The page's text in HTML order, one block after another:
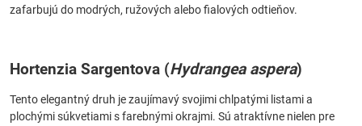
zafarbujú do modrých, ružových alebo fialových odtieňov.
Hortenzia Sargentova (Hydrangea aspera)
Tento elegantný druh je zaujímavý svojimi chlpatými listami a
plochými súkvetiami s farebnými okrajmi. Sú atraktívne nielen pre